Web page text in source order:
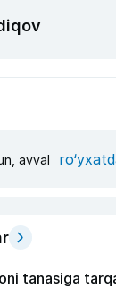
avval
tanasiga